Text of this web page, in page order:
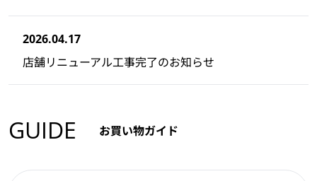
2026.04.17
店舗リニューアル工事完了のお知らせ
GUIDE お買い物ガイド